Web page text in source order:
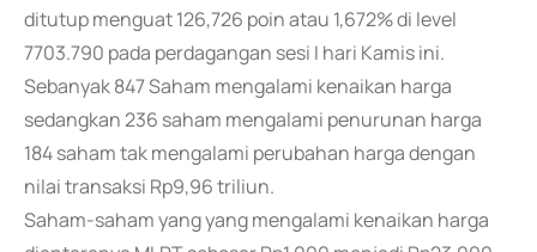
ditutup menguat 126,726 poin atau 1,672% di level
7703.790 pada perdagangan sesi I hari Kamis ini.
Sebanyak 847 Saham mengalami kenaikan harga
sedangkan 236 saham mengalami penurunan harga
184 saham tak mengalami perubahan harga dengan
nilai transaksi Rp9,96 triliun.
Saham-saham yang yang mengalami kenaikan harga